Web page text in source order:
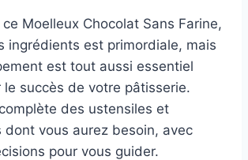
Moelleux Chocolat Sans Farine,
ingrédients est primordiale, mais
est tout aussi essentiel
le succès de votre pâtisserie.
des ustensiles et
dont vous aurez besoin, avec
pour vous guider.